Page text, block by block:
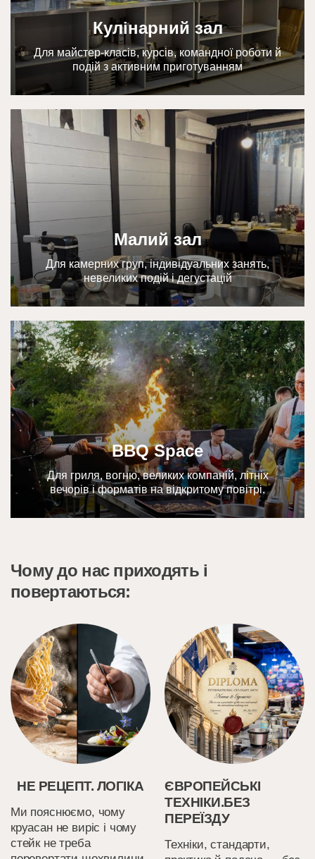
Кулінарний зал
Для майстер-класів, курсів, командної роботи й
подій з активним приготуванням
Малий зал
Для камерних груп, індивідуальних занять,
невеликих подій і дегустацій
BBQ Space
Для гриля, вогню, великих компаній, літніх
вечорів і форматів на відкритому повітрі.
Чому до нас приходять і
повертаються:
НЕ РЕЦЕПТ. ЛОГІКА
Ми пояснюємо, чому
круасан не виріс і чому
стейк не треба
ЄВРОПЕЙСЬКІ
ТЕХНІКИ.БЕЗ
ПЕРЕЇЗДУ
Техніки, стандарти,